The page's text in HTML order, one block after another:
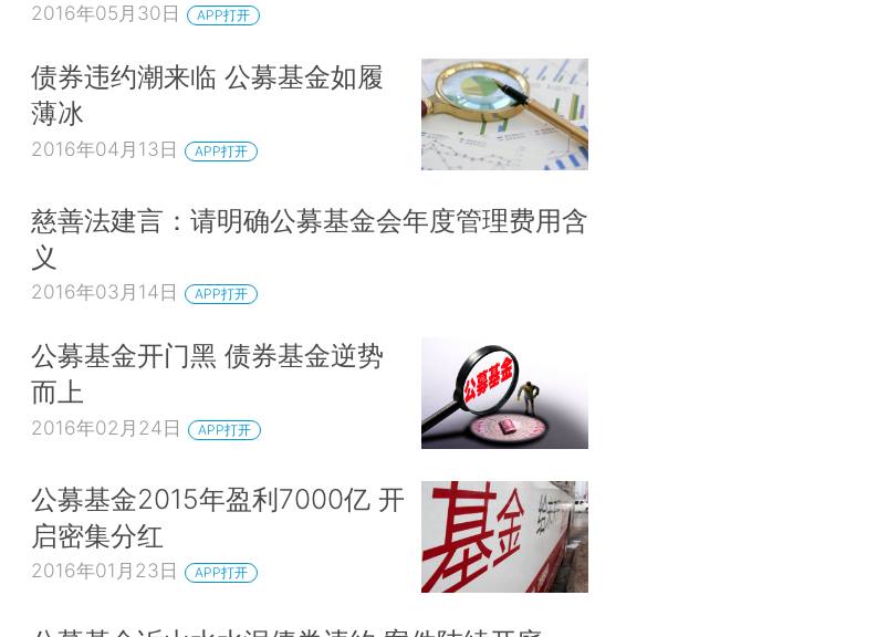
2016年05月30日 APP打开
债券违约潮来临 公募基金如履
薄冰
2016年04月13日 APP打开
慈善法建言：请明确公募基金会年度管理费用含
义
2016年03月14日 APP打开
公募基金开门黑 债券基金逆势
而上
2016年02月24日 APP打开
公募基金2015年盈利7000亿 开
启密集分红
2016年01月23日 APP打开